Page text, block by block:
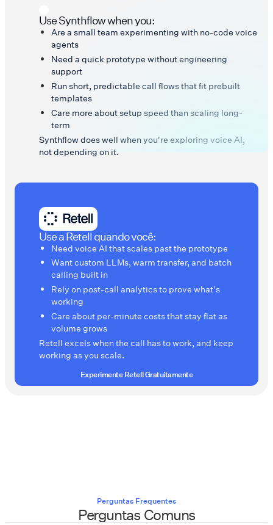
Use Synthflow when you:
Are a small team experimenting with no-code voice
agents
Need a quick prototype without engineering
support
Run short, predictable call flows that fit prebuilt
templates
Care more about setup speed than scaling long-
term
Synthflow does well when you're exploring voice AI,
not depending on it.
Use a Retell quando você:
Need voice AI that scales past the prototype
Want custom LLMs, warm transfer, and batch
calling built in
Rely on post-call analytics to prove what's
working
Care about per-minute costs that stay flat as
volume grows
Retell excels when the call has to work, and keep
working as you scale.
Experimente Retell Gratuitamente
Perguntas Frequentes
Perguntas Comuns